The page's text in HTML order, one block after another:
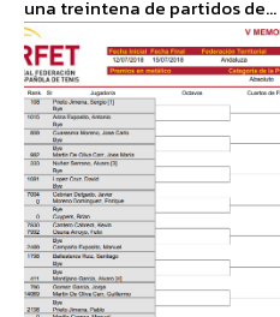
una treintena de partidos de...